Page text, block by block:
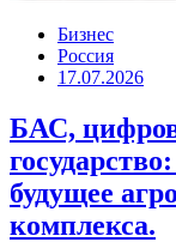
Бизнес
Россия
17.07.2026
БАС,
будущее
комплекса.